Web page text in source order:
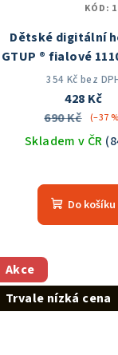
Dětské digitální
GTUP ® fialové
Skladem v
354 Kč bez
428 Kč
690 Kč
(–37
Skladem v ČR
Do košíku
KÓD:
Akce
Trvale nízká cena